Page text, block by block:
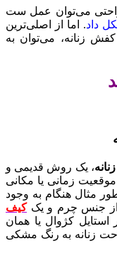
می‌توان عمل ست
داد. اما از اصلی‌ترین
زنانه، می‌توان به
، یک روش قدیمی و
موقعیت زمانی یا مکانی
مثال هنگام به وجود
جنس چرم و یک کیف
استایل کژوال یا همان
زنانه به رنگ مشکی